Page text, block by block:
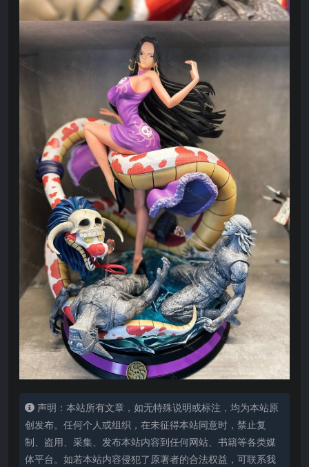
声明：本站所有文章，如无特殊说明或标注，均为本站原
创发布。任何个人或组织，在未征得本站同意时，禁止复
制、盗用、采集、发布本站内容到任何网站、书籍等各类媒
体平台。如若本站内容侵犯了原著者的合法权益，可联系我